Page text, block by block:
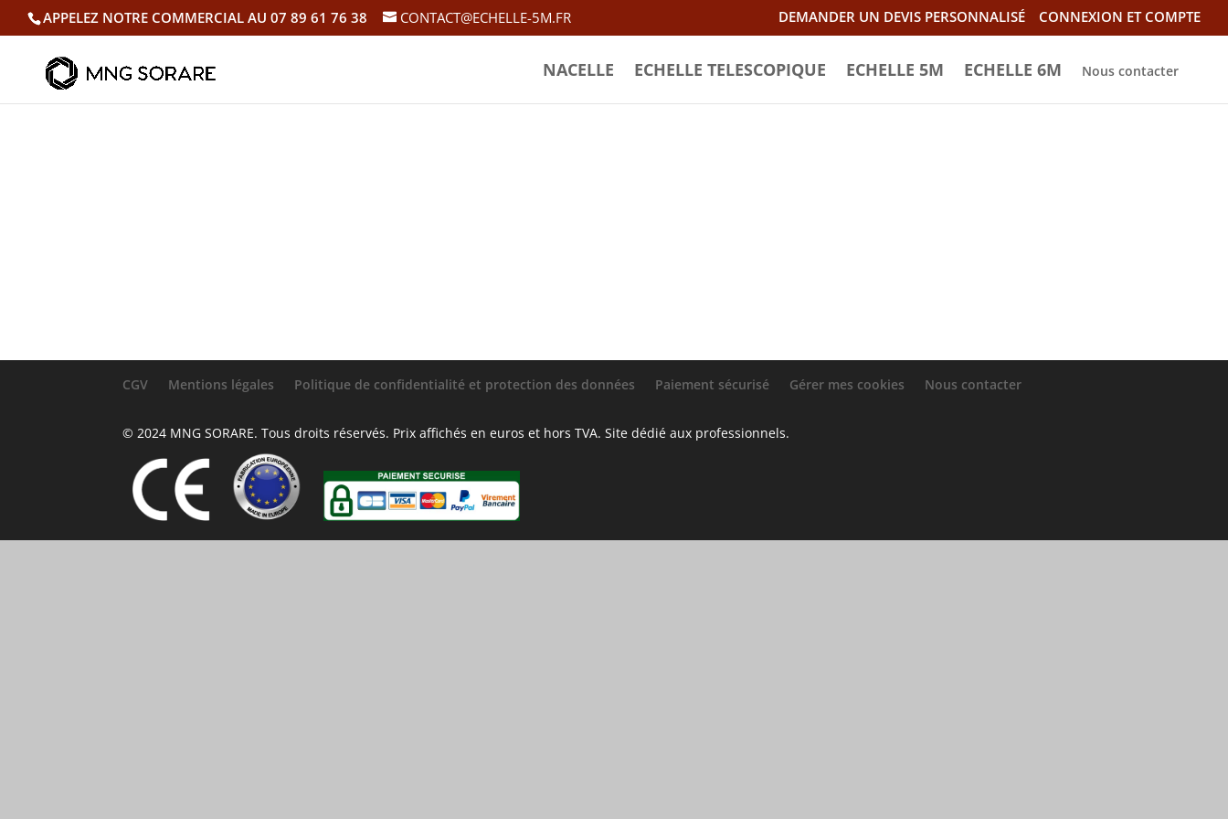
APPELEZ NOTRE COMMERCIAL AU 07 89 61 76 38 CONTACT@ECHELLE-5M.FR DEMANDER UN DEVIS PERSONNALISÉ CONNEXION ET COMPTE
NACELLE ECHELLE TELESCOPIQUE ECHELLE 5M ECHELLE 6M Nous contacter
CGV Mentions légales Politique de confidentialité et protection des données Paiement sécurisé Gérer mes cookies Nous contacter
© 2024 MNG SORARE. Tous droits réservés. Prix affichés en euros et hors TVA. Site dédié aux professionnels.